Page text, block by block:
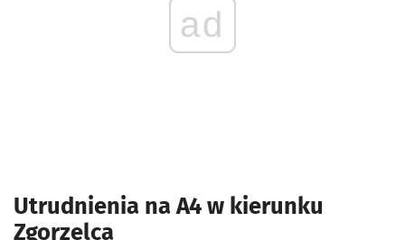
ad
Utrudnienia na A4 w kierunku
Zgorzelca